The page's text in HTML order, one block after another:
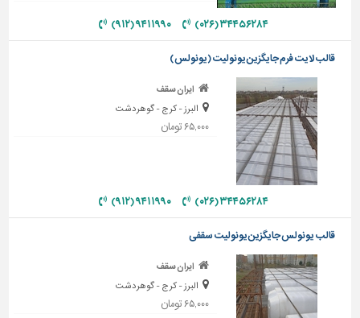
ابزار،یراق
ماشین
آلات
برقی،روشنایی،ایمنی
محوطه
سازی
و
نما
و
ساز
تاسیسات
ساختمان
شهرسازی،
۳۴۴۵۶۲۸۴ (۰۲۶) ۹۴۱۱۹۹۰ (۹۱۲)
قالب لایت فرم جایگزین یونولیت (یونولس)
ایران سقف
البرز - کرج - گوهردشت
۶۵,۰۰۰ تومان
۳۴۴۵۶۲۸۴ (۰۲۶) ۹۴۱۱۹۹۰ (۹۱۲)
قالب یونولس جایگزین یونولیت سقفی
ایران سقف
البرز - کرج - گوهردشت
۶۵,۰۰۰ تومان